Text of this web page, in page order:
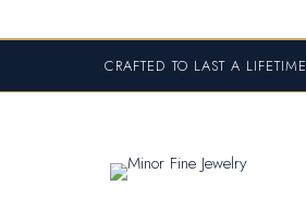
CRAFTED TO LAST A LIFETIME